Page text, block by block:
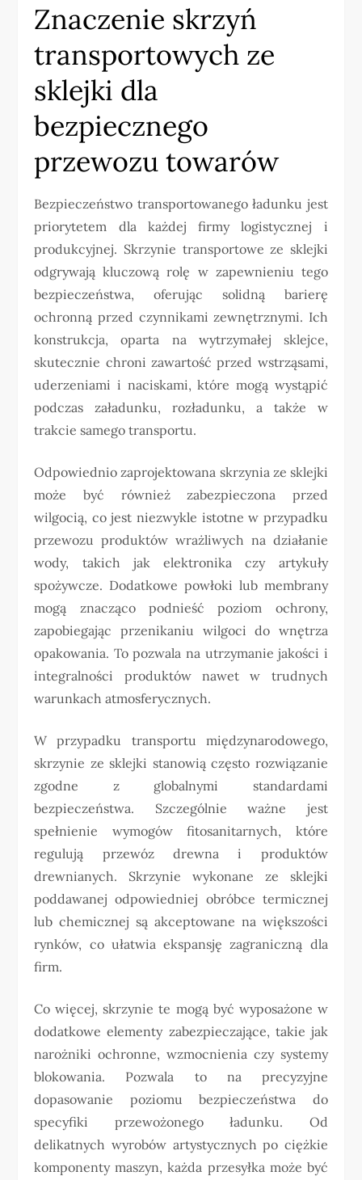
Znaczenie skrzyń
transportowych ze
sklejki dla
bezpiecznego
przewozu towarów
Bezpieczeństwo transportowanego ładunku jest
priorytetem dla każdej firmy logistycznej i
produkcyjnej. Skrzynie transportowe ze sklejki
odgrywają kluczową rolę w zapewnieniu tego
bezpieczeństwa, oferując solidną barierę
ochronną przed czynnikami zewnętrznymi. Ich
konstrukcja, oparta na wytrzymałej sklejce,
skutecznie chroni zawartość przed wstrząsami,
uderzeniami i naciskami, które mogą wystąpić
podczas załadunku, rozładunku, a także w
trakcie samego transportu.
Odpowiednio zaprojektowana skrzynia ze sklejki
może być również zabezpieczona przed
wilgocią, co jest niezwykle istotne w przypadku
przewozu produktów wrażliwych na działanie
wody, takich jak elektronika czy artykuły
spożywcze. Dodatkowe powłoki lub membrany
mogą znacząco podnieść poziom ochrony,
zapobiegając przenikaniu wilgoci do wnętrza
opakowania. To pozwala na utrzymanie jakości i
integralności produktów nawet w trudnych
warunkach atmosferycznych.
W przypadku transportu międzynarodowego,
skrzynie ze sklejki stanowią często rozwiązanie
zgodne z globalnymi standardami
bezpieczeństwa. Szczególnie ważne jest
spełnienie wymogów fitosanitarnych, które
regulują przewóz drewna i produktów
drewnianych. Skrzynie wykonane ze sklejki
poddawanej odpowiedniej obróbce termicznej
lub chemicznej są akceptowane na większości
rynków, co ułatwia ekspansję zagraniczną dla
firm.
Co więcej, skrzynie te mogą być wyposażone w
dodatkowe elementy zabezpieczające, takie jak
narożniki ochronne, wzmocnienia czy systemy
blokowania. Pozwala to na precyzyjne
dopasowanie poziomu bezpieczeństwa do
specyfiki przewożonego ładunku. Od
delikatnych wyrobów artystycznych po ciężkie
komponenty maszyn, każda przesyłka może być